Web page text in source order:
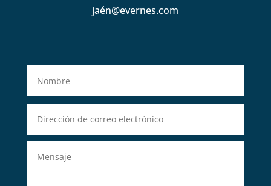
jaén@evernes.com